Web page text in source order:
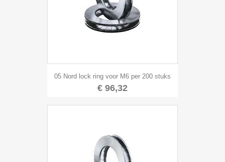
05 Nord lock ring voor M6 per 200 stuks
€ 96,32